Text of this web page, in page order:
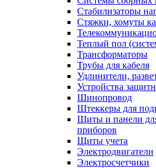
Стабилизаторы
Стяжки, хомуты
Теплый пол
Трансформаторы
Трубы для кабеля
Удлинители,
Устройства
Шинопровод
Штеккеры для
Щиты и панели
приборов
Щиты учета
Электродвигатели
Электросчетчики